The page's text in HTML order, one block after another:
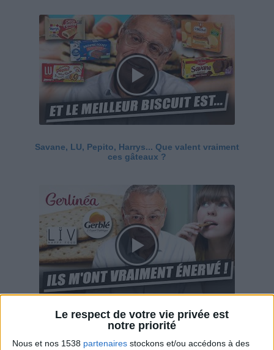
Le respect de votre vie privée est
notre priorité
Nous et nos 1538 partenaires stockons et/ou accédons à des
Savane, LU, Pepito, Harrys... Que valent vraiment
ces gâteaux ?
Ces marques diététiques : c'est n'importe quoi !